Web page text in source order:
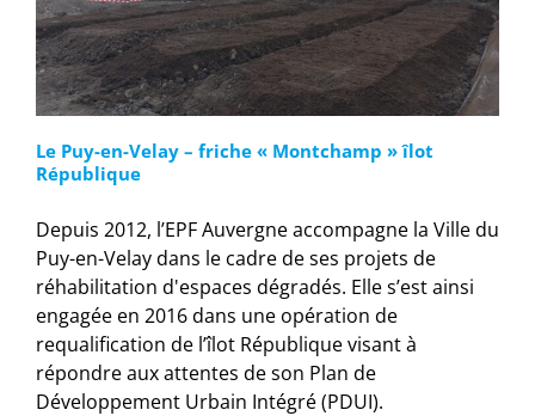
Le Puy-en-Velay – friche « Montchamp » îlot
République
Depuis 2012, l’EPF Auvergne accompagne la Ville du
Puy-en-Velay dans le cadre de ses projets de
réhabilitation d'espaces dégradés. Elle s’est ainsi
engagée en 2016 dans une opération de
requalification de l’îlot République visant à
répondre aux attentes de son Plan de
Développement Urbain Intégré (PDUI).